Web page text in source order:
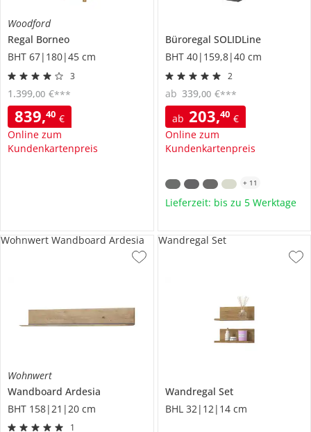
Woodford
Regal Borneo
BHT 67|180|45 cm
3
839,40 €
Online zum
Kundenkartenpreis
1.399,00 €***
Büroregal SOLIDLine
BHT 40|159,8|40 cm
2
ab 203,40 €
Online zum
Kundenkartenpreis
ab 339,00 €***
+ 11
Lieferzeit: bis zu 5 Werktage
Wohnwert
Wandboard Ardesia
BHT 158|21|20 cm
1
Wohnwert Wandboard Ardesia
Wandregal Set
BHL 32|12|14 cm
Wandregal Set